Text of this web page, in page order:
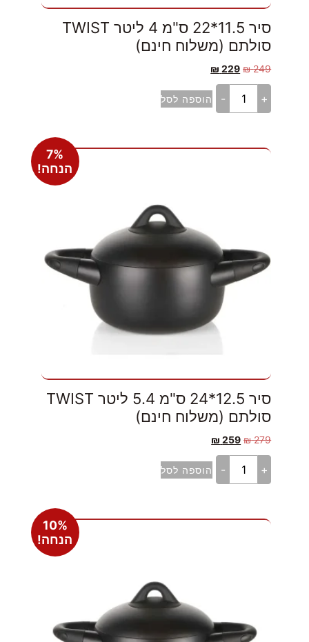
סיר 11.5*22 ס"מ 4 ליטר TWIST
סולתם (משלוח חינם)
249
₪
229
₪
+
- הוספה לסל
7%
הנחה!
סיר 12.5*24 ס"מ 5.4 ליטר TWIST
סולתם (משלוח חינם)
279
₪
259
₪
+
- הוספה לסל
10%
הנחה!